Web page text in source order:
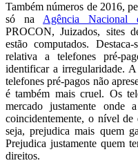
Também números de 2016,
só na Agência Nacional
PROCON, Juizados, sites
estão computados.
relativa a telefones pré-
identificar a irregularidade.
telefones pré-pagos não
é também mais cruel. Os
mercado justamente
coincidentemente, o nível
seja, prejudica mais quem
Prejudica justamente quem
direitos.